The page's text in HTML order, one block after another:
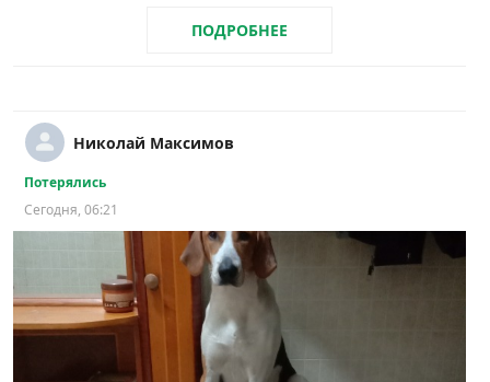
ПОДРОБНЕЕ
Николай Максимов
Потерялись
Сегодня, 06:21